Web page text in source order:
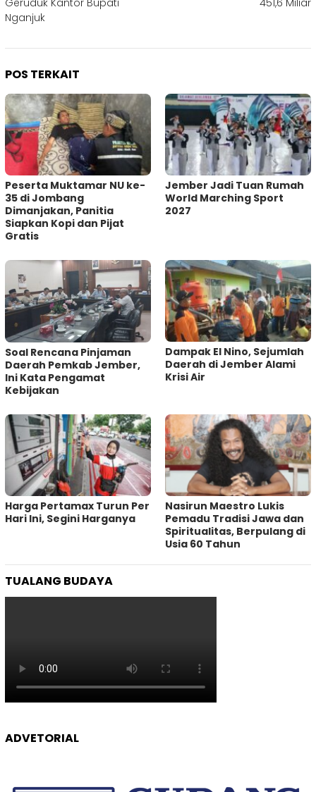
Nganjuk
POS TERKAIT
Peserta Muktamar NU ke-
35 di Jombang
Dimanjakan, Panitia
Siapkan Kopi dan Pijat
Gratis
Jember Jadi Tuan Rumah
World Marching Sport
2027
‎Soal Rencana Pinjaman
Daerah Pemkab Jember,
Ini Kata Pengamat
Kebijakan ‎
Dampak El Nino, Sejumlah
Daerah di Jember Alami
Krisi Air
Harga Pertamax Turun Per
Hari Ini, Segini Harganya
‎Nasirun Maestro Lukis
Pemadu Tradisi Jawa dan
Spiritualitas, Berpulang di
Usia 60 Tahun
TUALANG BUDAYA
ADVETORIAL